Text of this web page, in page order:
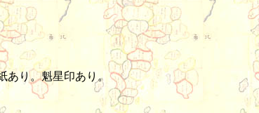
り。魁星印あり。